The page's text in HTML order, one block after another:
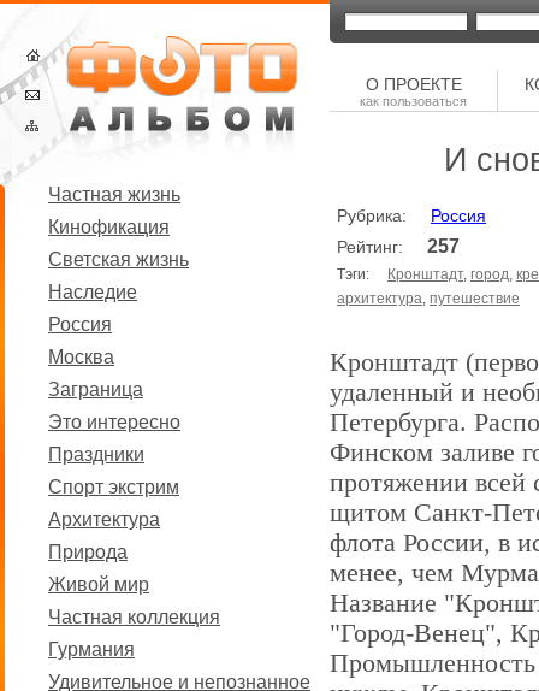
Частная жизнь
Кинофикация
Светская жизнь
Наследие
Россия
Москва
Заграница
Это интересно
Праздники
Спорт экстрим
Архитектура
Природа
Живой мир
Частная коллекция
Гурмания
Удивительное и непознанное
О ПРОЕКТЕ
как пользоваться
И
Рубрика: Россия
Рейтинг: 257
Тэги: Кронштадт, город,
архитектура, путешествие
Кронштадт
удаленный и
Петербурга.
Финском заливе
протяжении всей
щитом Санкт-
флота России, в
менее, чем
Название
"Город-Венец",
Промышленность